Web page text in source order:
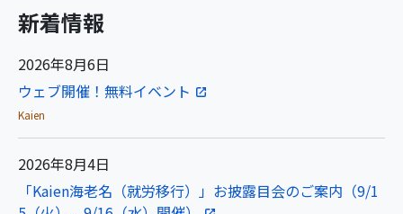
新着情報
2026年8月6日
ウェブ開催！無料イベント
Kaien
2026年8月4日
「Kaien海老名（就労移行）」お披露目会のご案内（9/1